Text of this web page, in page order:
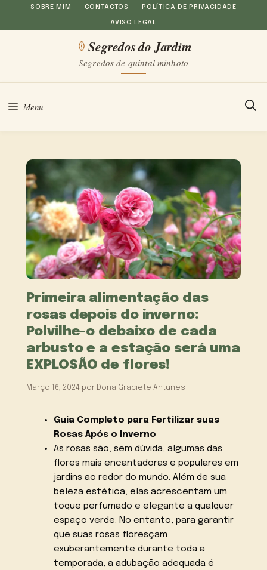
Saltar
para
SOBRE MIM CONTACTOS POLÍTICA DE PRIVACIDADE
AVISO LEGAL
Segredos do Jardim
Segredos de quintal minhoto
Menu
Primeira alimentação das
rosas depois do inverno:
Polvilhe-o debaixo de cada
arbusto e a estação será uma
EXPLOSÃO de flores!
Março 16, 2024 por Dona Graciete Antunes
Guia Completo para Fertilizar suas
Rosas Após o Inverno
As rosas são, sem dúvida, algumas das
flores mais encantadoras e populares em
jardins ao redor do mundo. Além de sua
beleza estética, elas acrescentam um
toque perfumado e elegante a qualquer
espaço verde. No entanto, para garantir
que suas rosas floresçam
exuberantemente durante toda a
temporada, a adubação adequada é